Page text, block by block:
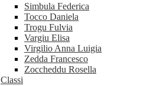
Simbula Federica
Tocco Daniela
Trogu Fulvia
Vargiu Elisa
Virgilio Anna Luigia
Zedda Francesco
Zoccheddu Rosella
Classi